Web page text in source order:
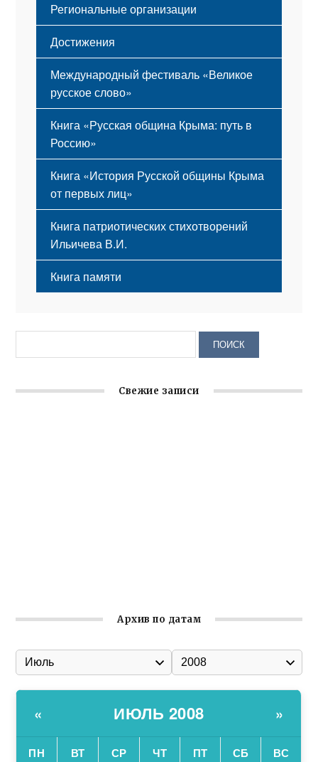
Региональные организации
Достижения
Международный фестиваль «Великое
русское слово»
Книга «Русская община Крыма: путь в
Россию»
Книга «История Русской общины Крыма
от первых лиц»
Книга патриотических стихотворений
Ильичева В.И.
Книга памяти
Свежие записи
Архив по датам
« ИЮЛЬ 2008 »
ПН ВТ СР ЧТ ПТ СБ ВС